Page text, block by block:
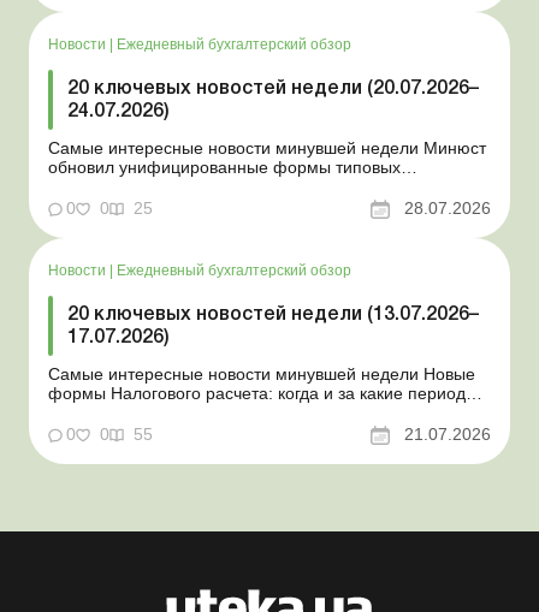
Новости | Ежедневный бухгалтерский обзор
20 ключевых новостей недели (20.07.2026–
24.07.2026)
Самые интересные новости минувшей недели Минюст
обновил унифицированные формы типовых
новость о создании координационного центра по
статус «в розыске»: что нужно знать работодателям
Закон о ВПЛ: ка...
0 0 25 28.07.2026
Новости Ежедневный бухгалтерский обзор
20 ключевых новостей недели (13.07.2026–
17.07.2026)
Самые интересные новости минувшей недели Новые
формы Налогового расчета: когда и за какие периоды
переоформления отсрочки от призыва во время
Координационный центр по организации
0 0 55 21.07.2026